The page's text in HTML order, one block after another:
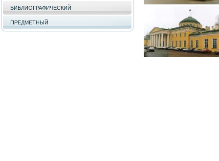
БИБЛИОГРАФИЧЕСКИЙ
ПРЕДМЕТНЫЙ